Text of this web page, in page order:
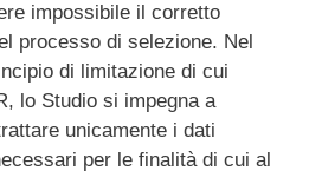
impossibile il corretto
processo di selezione. Nel
di limitazione di cui
lo Studio si impegna a
unicamente i dati
per le finalità di cui al